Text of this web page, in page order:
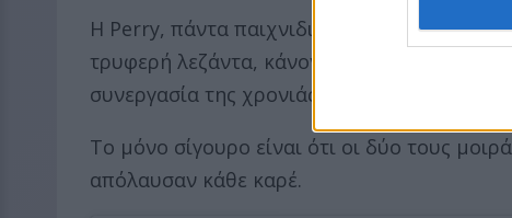
Η Perry, πάντα παιχνιδιάρα στα social
τρυφερή λεζάντα, κάνοντας πολλούς να
συνεργασία της χρονιάς.
Το μόνο σίγουρο είναι ότι οι δύο τους
απόλαυσαν κάθε καρέ.